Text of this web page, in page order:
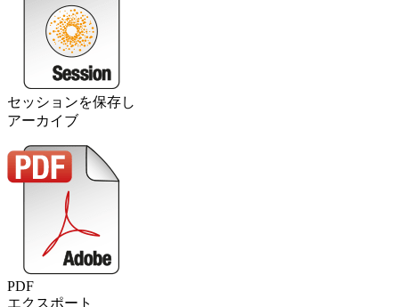
セッションを保存し
アーカイブ
PDF
エクスポート